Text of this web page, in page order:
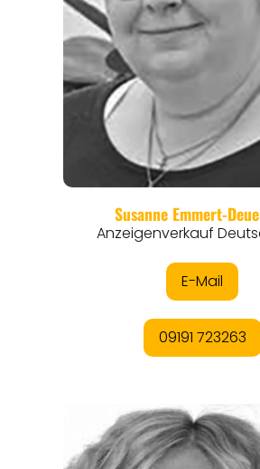
REGIONEN
ORTE
REISEFÜHRER
REISEMAGAZINE
THEMEN
ANGEBOTE